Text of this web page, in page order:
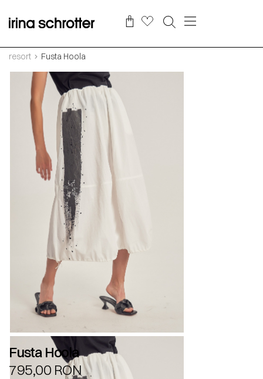
resort Fusta Hoola
Fusta Hoola
795,00 RON